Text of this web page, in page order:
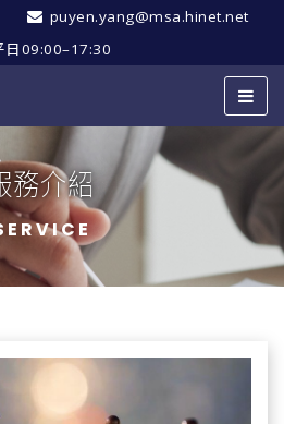
puyen.yang@msa.hinet.net
日09:00–17:30
務介紹